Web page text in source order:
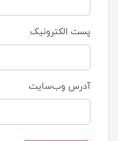
پست الکترونیک
آدرس وب‌سایت